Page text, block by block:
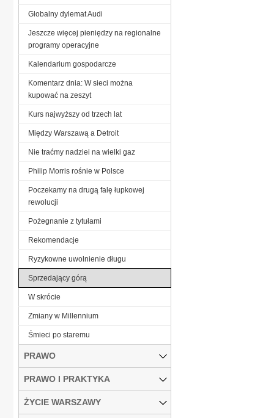
Globalny dylemat Audi
Jeszcze więcej pieniędzy na regionalne
programy operacyjne
Kalendarium gospodarcze
Komentarz dnia: W sieci można
kupować na zeszyt
Kurs najwyższy od trzech lat
Między Warszawą a Detroit
Nie traćmy nadziei na wielki gaz
Philip Morris rośnie w Polsce
Poczekamy na drugą falę łupkowej
rewolucji
Pożegnanie z tytułami
Rekomendacje
Ryzykowne uwolnienie długu
Sprzedający górą
W skrócie
Zmiany w Millennium
Śmieci po staremu
PRAWO
PRAWO I PRAKTYKA
ŻYCIE WARSZAWY